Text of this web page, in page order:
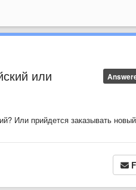
или
Или прийдется заказывать новый